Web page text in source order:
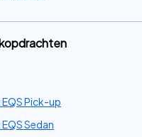
Pick-up
Sedan